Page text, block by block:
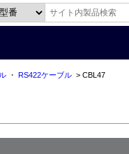
HOME
・ RS422ケーブル> CBL47